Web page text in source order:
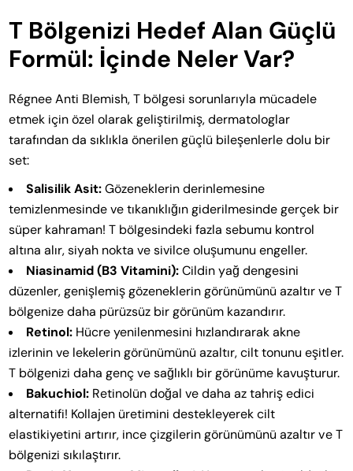
T Bölgenizi Hedef Alan Güçlü
Formül: İçinde Neler Var?
Régnee Anti Blemish, T bölgesi sorunlarıyla mücadele
etmek için özel olarak geliştirilmiş, dermatologlar
tarafından da sıklıkla önerilen güçlü bileşenlerle dolu bir
set:
Salisilik Asit:Gözeneklerin derinlemesine
temizlenmesinde ve tıkanıklığın giderilmesinde gerçek bir
süper kahraman! T bölgesindeki fazla sebumu kontrol
altına alır, siyah nokta ve sivilce oluşumunu engeller.
Niasinamid (B3 Vitamini):Cildin yağ dengesini
düzenler, genişlemiş gözeneklerin görünümünü azaltır ve T
bölgenize daha pürüzsüz bir görünüm kazandırır.
Retinol: Hücre yenilenmesini hızlandırarak akne
izlerinin ve lekelerin görünümünü azaltır, cilt tonunu eşitler.
T bölgenizi daha genç ve sağlıklı bir görünüme kavuşturur.
Bakuchiol: Retinolün doğal ve daha az tahriş edici
alternatifi! Kollajen üretimini destekleyerek cilt
elastikiyetini artırır, ince çizgilerin görünümünü azaltır ve T
bölgenizi sıkılaştırır.